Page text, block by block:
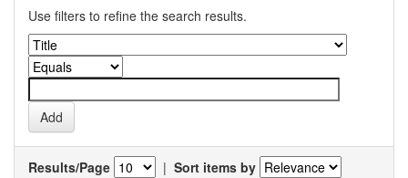
Use filters to refine the search results.
Results/Page | Sort items by